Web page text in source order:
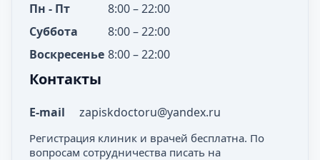
Пн - Пт
8:00 – 22:00
Суббота
8:00 – 22:00
Воскресенье 8:00 – 22:00
Контакты
E-mail zapiskdoctoru@yandex.ru
Регистрация клиник и врачей бесплатна. По
вопросам сотрудничества писать на